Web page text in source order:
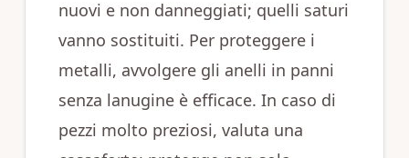
nuovi e non danneggiati; quelli saturi
vanno sostituiti. Per proteggere i
metalli, avvolgere gli anelli in panni
senza lanugine è efficace. In caso di
pezzi molto preziosi, valuta una